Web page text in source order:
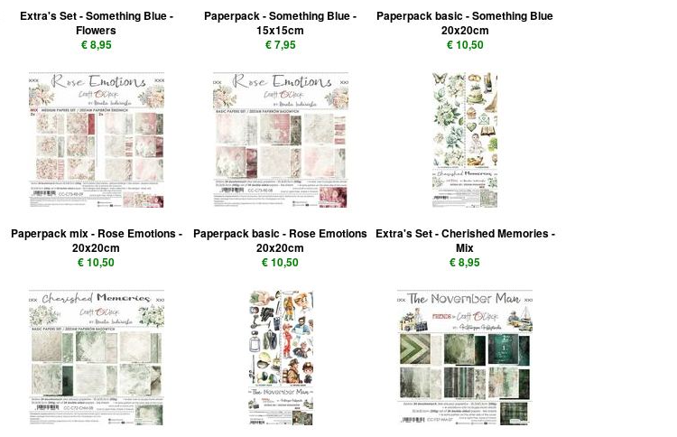
Extra's Set - Something Blue -
Flowers
€ 8,95
Paperpack - Something Blue -
15x15cm
€ 7,95
Paperpack basic - Something Blue
20x20cm
€ 10,50
Paperpack mix - Rose Emotions -
20x20cm
€ 10,50
Paperpack basic - Rose Emotions
20x20cm
€ 10,50
Extra's Set - Cherished Memories -
Mix
€ 8,95